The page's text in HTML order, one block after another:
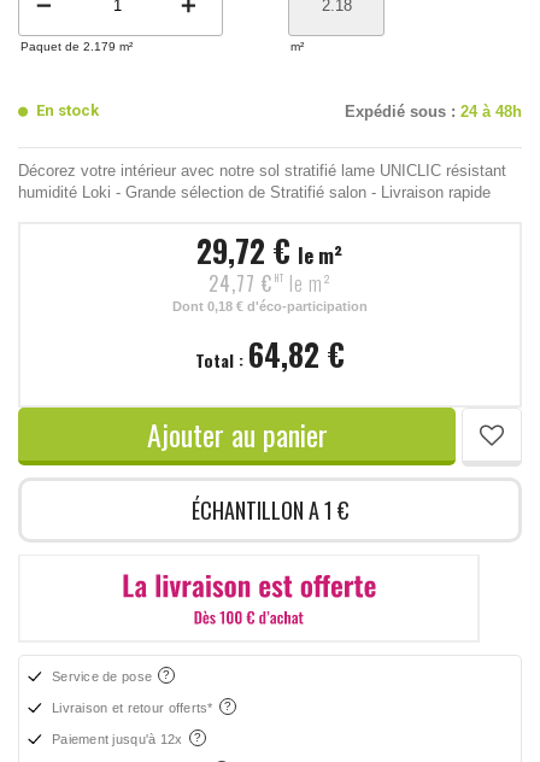
remove add
Paquet de 2.179 m² m²
En stock Expédié sous : 24 à 48h
Décorez votre intérieur avec notre sol stratifié lame UNICLIC résistant
humidité Loki - Grande sélection de Stratifié salon - Livraison rapide
29,72 € le m²
24,77 € HT le m²
Dont 0,18 € d'éco-participation
Total : 64,82 €
Ajouter au panier
ÉCHANTILLON A 1 €
Service de pose
Livraison et retour offerts*
Paiement jusqu'à 12x